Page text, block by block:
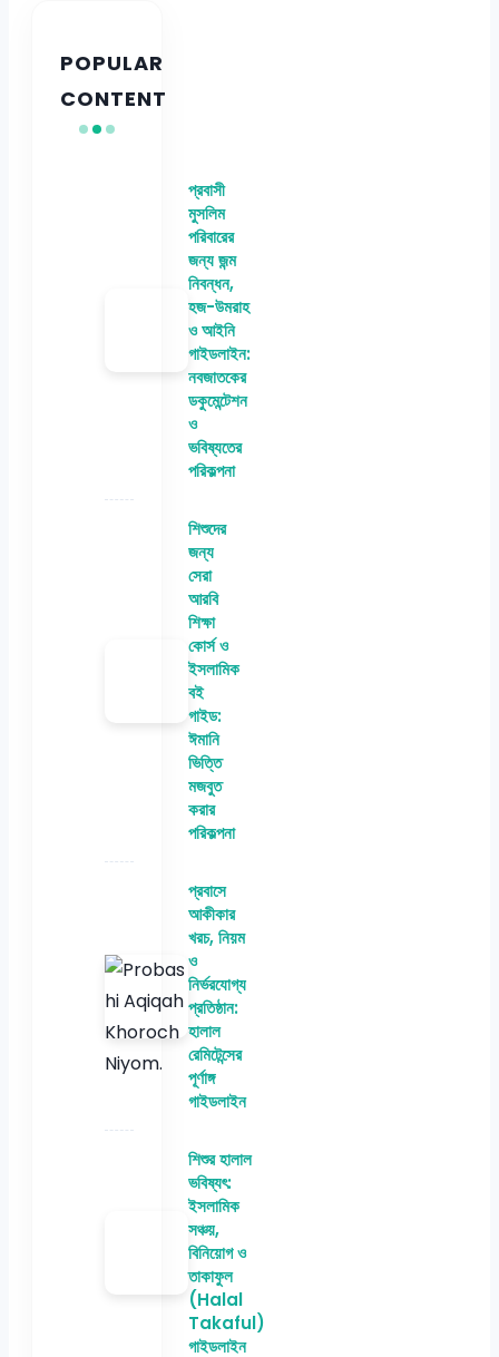
POPULAR
CONTENT
প্রবাসী
মুসলিম
পরিবারের
জন্য জন্ম
নিবন্ধন,
হজ-উমরাহ
ও আইনি
গাইডলাইন:
নবজাতকের
ডকুমেন্টেশন
ও
ভবিষ্যতের
পরিকল্পনা
শিশুদের
জন্য
সেরা
আরবি
শিক্ষা
কোর্স ও
ইসলামিক
বই
গাইড:
ঈমানি
ভিত্তি
মজবুত
করার
পরিকল্পনা
প্রবাসে
আকীকার
খরচ, নিয়ম
ও
নির্ভরযোগ্য
প্রতিষ্ঠান:
হালাল
রেমিটেন্সের
পূর্ণাঙ্গ
গাইডলাইন
শিশুর হালাল
ভবিষ্যৎ:
ইসলামিক
সঞ্চয়,
বিনিয়োগ ও
তাকাফুল
(Halal
Takaful)
গাইডলাইন